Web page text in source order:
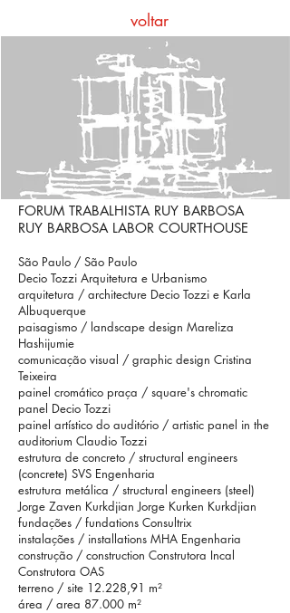
voltar
FORUM TRABALHISTA RUY BARBOSA
RUY BARBOSA LABOR COURTHOUSE
São Paulo / São Paulo
Decio Tozzi Arquitetura e Urbanismo
arquitetura / architecture Decio Tozzi e Karla
Albuquerque
paisagismo / landscape design Mareliza
Hashijumie
comunicação visual / graphic design Cristina
Teixeira
painel cromático praça / square's chromatic
panel Decio Tozzi
painel artístico do auditório / artistic panel in the
auditorium Claudio Tozzi
estrutura de concreto / structural engineers
(concrete) SVS Engenharia
estrutura metálica / structural engineers (steel)
Jorge Zaven Kurkdjian Jorge Kurken Kurkdjian
fundações / fundations Consultrix
instalações / installations MHA Engenharia
construção / construction Construtora Incal
Construtora OAS
terreno / site 12.228,91 m²
área / area 87.000 m²